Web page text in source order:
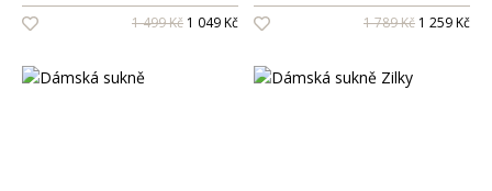
1 499 Kč 1 049 Kč
1 789 Kč 1 259 Kč